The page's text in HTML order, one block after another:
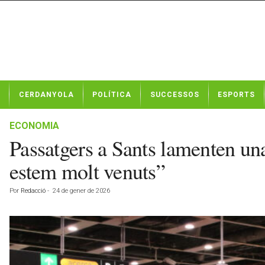
t
CERDANYOLA POLÍTICA SUCCESSOS ESPORTS
ECONOMIA
Passatgers a Sants lamenten
estem molt venuts”
Por Redacció - 24 de gener de 2026